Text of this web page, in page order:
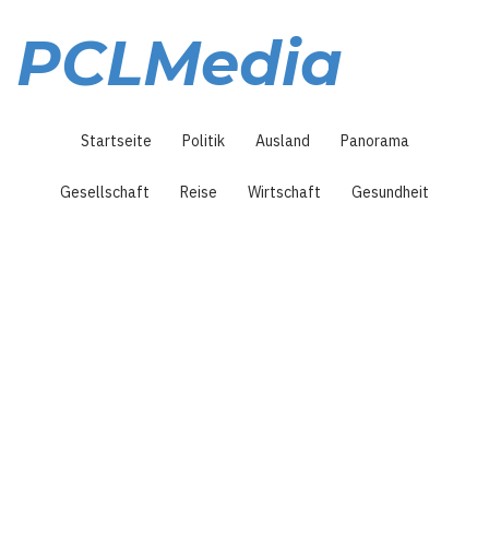
Inhalt
PCLMedia
Startseite Politik Ausland Panorama
Gesellschaft Reise Wirtschaft Gesundheit